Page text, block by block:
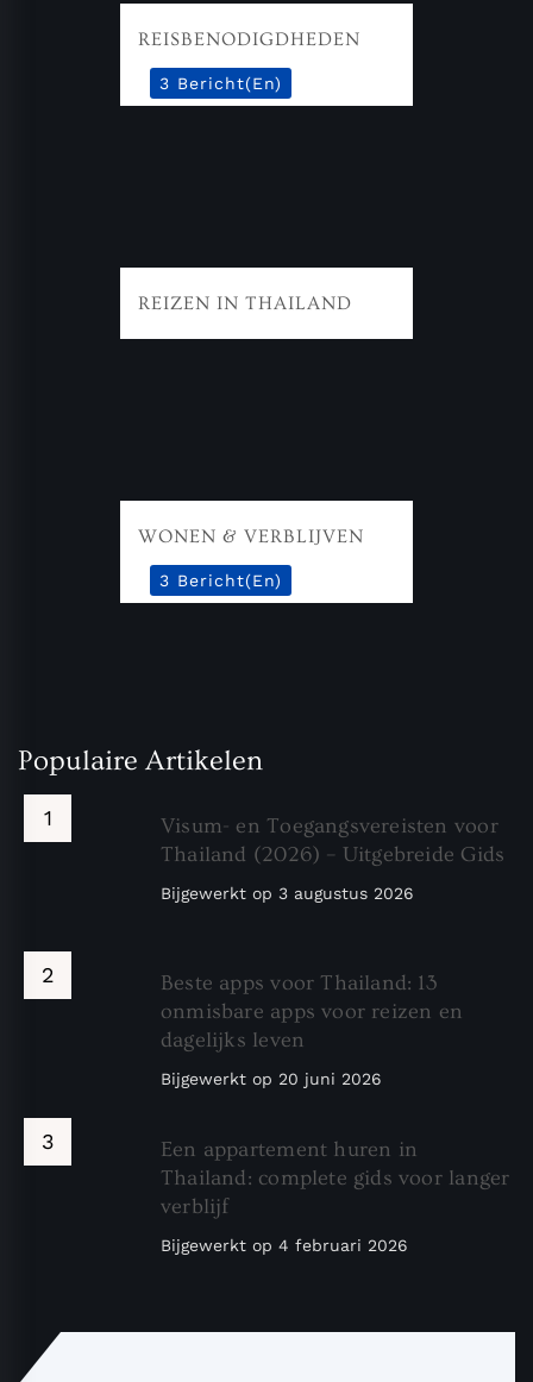
REISBENODIGDHEDEN
3 Bericht(en)
REIZEN IN THAILAND
WONEN & VERBLIJVEN
3 Bericht(en)
Populaire Artikelen
Visum- en Toegangsvereisten voor
Thailand (2026) – Uitgebreide Gids
Bijgewerkt op 3 augustus 2026
Beste apps voor Thailand: 13
onmisbare apps voor reizen en
dagelijks leven
Bijgewerkt op 20 juni 2026
Een appartement huren in
Thailand: complete gids voor langer
verblijf
Bijgewerkt op 4 februari 2026